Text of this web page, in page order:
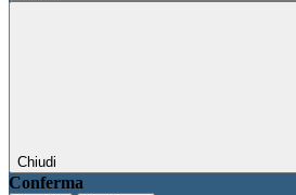
Chiudi
Conferma